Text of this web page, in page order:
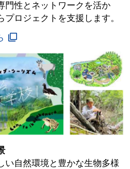
門性とネットワークを活か
プロジェクトを支援します。
い自然環境と豊かな生物多様